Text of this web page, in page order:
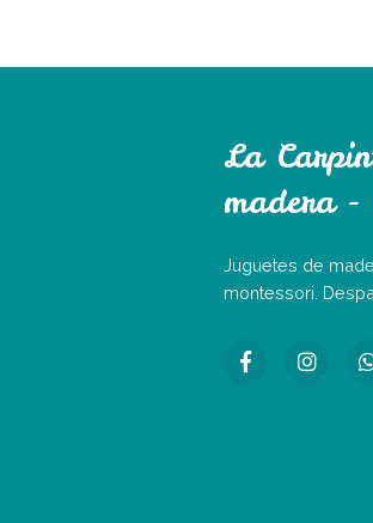
La
madera
Juguetes de
montessori.